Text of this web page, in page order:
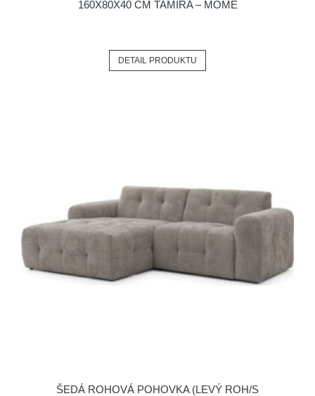
160X80X40 CM TAMIRA – MOME
DETAIL PRODUKTU
ŠEDÁ ROHOVÁ POHOVKA (LEVÝ ROH/S